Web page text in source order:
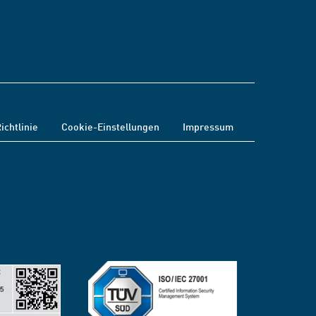
Cookie-Einstellungen Impressum